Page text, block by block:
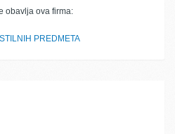
obavlja ova firma:
PREDMETA